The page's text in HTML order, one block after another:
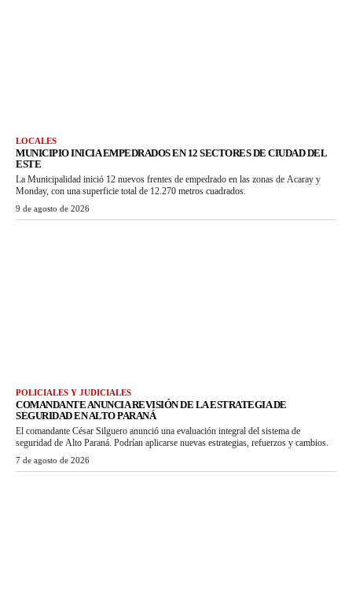
LOCALES
MUNICIPIO INICIA EMPEDRADOS EN 12 SECTORES DE CIUDAD DEL
ESTE
La Municipalidad inició 12 nuevos frentes de empedrado en las zonas de Acaray y
Monday, con una superficie total de 12.270 metros cuadrados.
9 de agosto de 2026
POLICIALES Y JUDICIALES
COMANDANTE ANUNCIA REVISIÓN DE LA ESTRATEGIA DE
SEGURIDAD EN ALTO PARANÁ
El comandante César Silguero anunció una evaluación integral del sistema de
seguridad de Alto Paraná. Podrían aplicarse nuevas estrategias, refuerzos y cambios.
7 de agosto de 2026